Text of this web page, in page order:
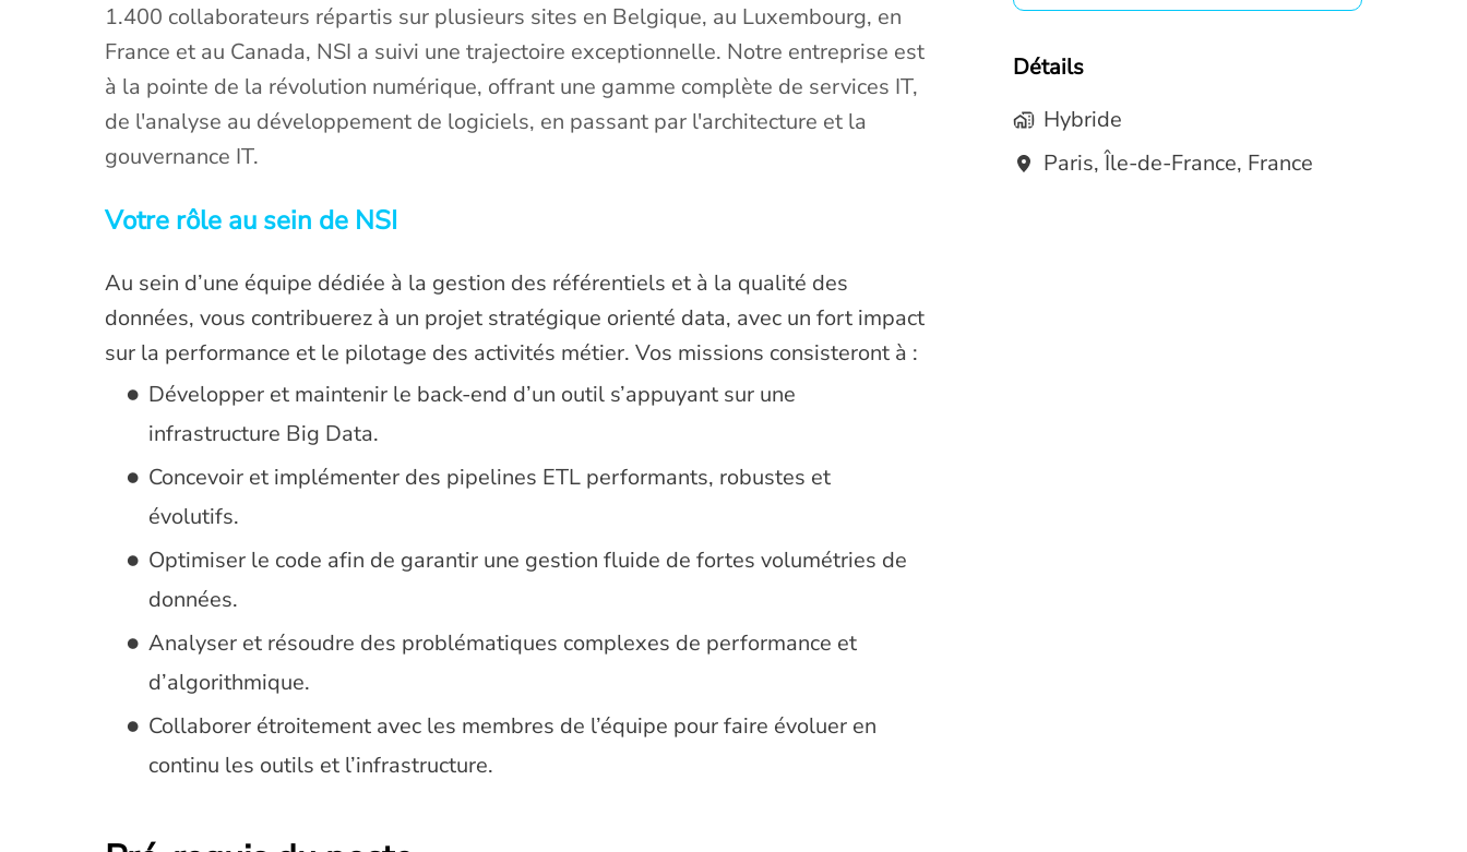
1.400 collaborateurs répartis sur plusieurs sites en Belgique, au Luxembourg, en
France et au Canada, NSI a suivi une trajectoire exceptionnelle. Notre entreprise est
à la pointe de la révolution numérique, offrant une gamme complète de services IT,
de l'analyse au développement de logiciels, en passant par l'architecture et la
gouvernance IT.
Votre rôle au sein de NSI
Au sein d’une équipe dédiée à la gestion des référentiels et à la qualité des
données, vous contribuerez à un projet stratégique orienté data, avec un fort impact
sur la performance et le pilotage des activités métier. Vos missions consisteront à :
Développer et maintenir le back-end d’un outil s’appuyant sur une
infrastructure Big Data.
Concevoir et implémenter des pipelines ETL performants, robustes et
évolutifs.
Optimiser le code afin de garantir une gestion fluide de fortes volumétries de
données.
Analyser et résoudre des problématiques complexes de performance et
d’algorithmique.
Collaborer étroitement avec les membres de l’équipe pour faire évoluer en
continu les outils et l’infrastructure.
Détails
Hybride
Paris, Île-de-France, France